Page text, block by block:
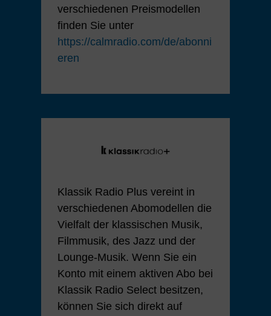
verschiedenen Preismodellen
finden Sie unter
https://calmradio.com/de/abonni
eren
Klassik Radio Plus vereint in
verschiedenen Abomodellen die
Vielfalt der klassischen Musik,
Filmmusik, des Jazz und der
Lounge-Musik. Wenn Sie ein
Konto mit einem aktiven Abo bei
Klassik Radio Select besitzen,
können Sie sich direkt auf